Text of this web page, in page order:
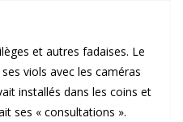
et autres fadaises. Le
viols avec les caméras
installés dans les coins et
ses « consultations ».